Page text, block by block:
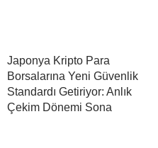
Japonya Kripto Para
Borsalarına Yeni Güvenlik
Standardı Getiriyor: Anlık
Çekim Dönemi Sona